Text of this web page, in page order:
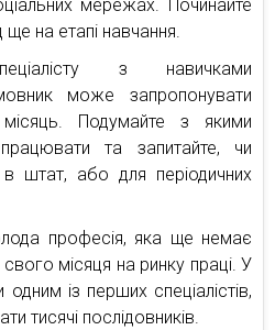
мережах. Починайте
на етапі навчання.
з навичками
може запропонувати
Подумайте з якими
та запитайте, чи
в штат, або для періодичних
професія, яка ще немає
свого місяця на ринку праці. У
із перших спеціалістів,
тисячі послідовників.